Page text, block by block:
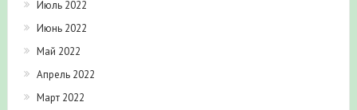
Июль 2022
Июнь 2022
Май 2022
Апрель 2022
Март 2022